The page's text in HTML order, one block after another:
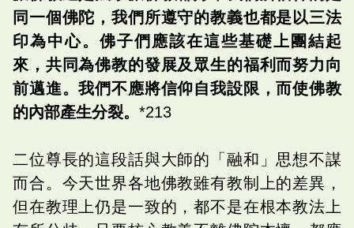
同一個佛陀，我們所遵守的教義也都是以三法
印為中心。佛子們應該在這些基礎上團結起
來，共同為佛教的發展及眾生的福利而努力向
前邁進。我們不應將信仰自我設限，而使佛教
的內部產生分裂。 *213
二位尊長的這段話與大師的「融和」思想不謀
而合。今天世界各地佛教雖有教制上的差異，
但在教理上仍是一致的，都不是在根本教法上